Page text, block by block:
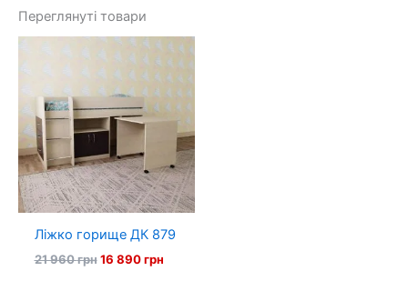
Переглянуті товари
Ліжко горище ДК 879
21 960грн Оригінальна
16 890грнПоточна